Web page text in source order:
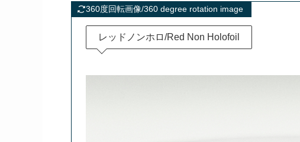
360度回転画像/360 degree rotation image
レッドノンホロ/Red Non Holofoil